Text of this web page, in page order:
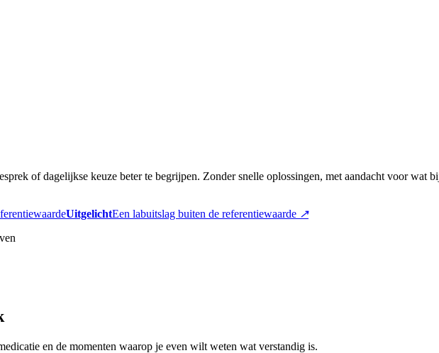
of dagelijkse keuze beter te begrijpen. Zonder snelle oplossingen, met aandacht voor wat
UitgelichtEen labuitslag buiten de referentiewaarde ↗
en de momenten waarop je even wilt weten wat verstandig is.